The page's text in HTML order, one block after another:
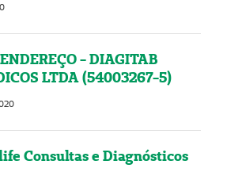
- DIAGITAB
LTDA (54003267-5)
Consultas e Diagnósticos